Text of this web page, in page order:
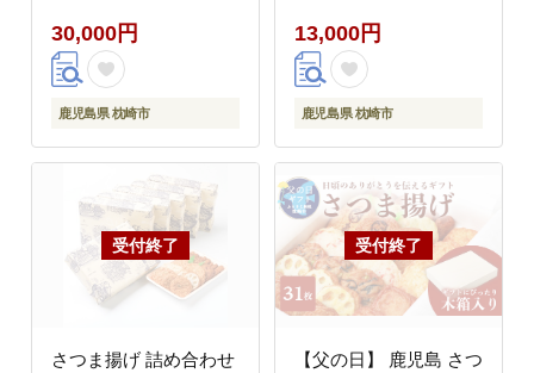
30,000円
鹿児島県 枕崎市
13,000円
鹿児島県 枕崎市
さつま揚げ 詰め合わせ
【父の日】 鹿児島 さつ